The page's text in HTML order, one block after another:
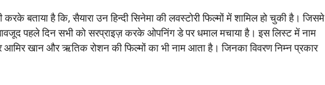
करके बताया है कि, सैयारा उन हिन्दी सिनेमा की लवस्टोरी फिल्मों में शामिल हो चुकी है। जिसमे
पहले दिन सभी को सरप्राइज़ करके ओपनिंग डे पर धमाल मचाया है। इस लिस्ट में नाम
खान और ऋतिक रोशन की फिल्मों का भी नाम आता है। जिनका विवरण निम्न प्रकार